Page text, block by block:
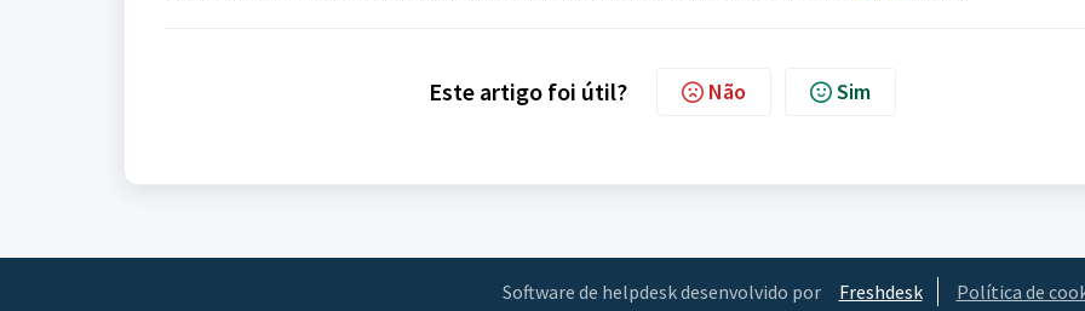
Este artigo foi útil? Não Sim
Software de helpdesk desenvolvido por Freshdesk Política de